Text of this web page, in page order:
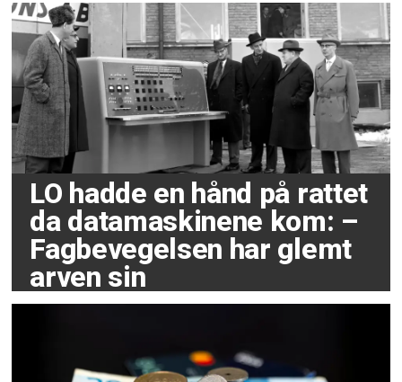
LO hadde en hånd på rattet
da datamaskinene kom: –
Fagbevegelsen har glemt
arven sin